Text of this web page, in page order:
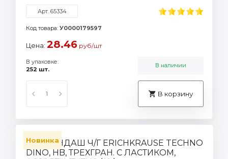
Арт. 65334
Код товара: У0000179597
Цена: 28.46 руб/шт
В упаковке:
252 шт.
В наличии
В корзину
Новинка